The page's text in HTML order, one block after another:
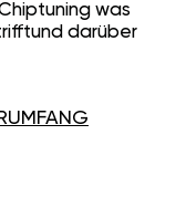
was
darüber